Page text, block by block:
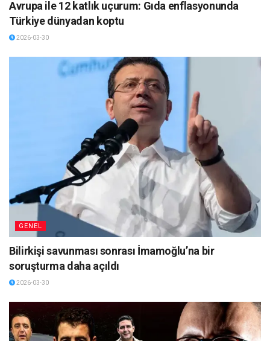
Avrupa ile 12 katlık uçurum: Gıda enflasyonunda
Türkiye dünyadan koptu
2026-03-30
GENEL
Bilirkişi savunması sonrası İmamoğlu’na bir
soruşturma daha açıldı
2026-03-30